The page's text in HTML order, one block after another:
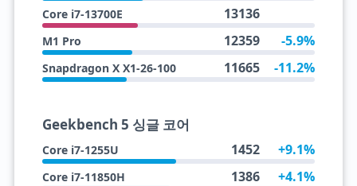
Core i7-13700E 13136
M1 Pro 12359 -5.9%
Snapdragon X X1-26-100 11665 -11.2%
Geekbench 5 싱글 코어
Core i7-1255U 1452 +9.1%
Core i7-11850H 1386 +4.1%